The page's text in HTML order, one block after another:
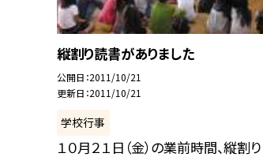
縦割り読書がありました
公開日 2011/10/21
更新日 2011/10/21
学校行事
１０月２１日（金）の業前時間、縦割り